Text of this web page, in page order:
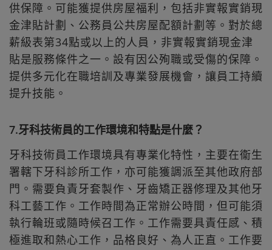
供保障。可能獲提供房屋福利，包括非實報實銷現
金津貼計劃、公務員公共房屋配額計劃等。對於總
薪級表第34點或以上的人員，非實報實銷現金津
貼是服務條件之一。設有因公殉職或受傷的保障。
提供多元化在職培訓及專業發展機會，讓員工持續
提升技能。
7.牙科技術員的工作環境和特點是什麼？
牙科技術員工作環境具有專業化特性，主要在衞生
署轄下牙科診所工作，亦可能獲調派至其他政府部
門。需要負責牙套製作、牙齒矯正器修理及其他牙
科工藝工作。工作時間為正常辦公時間，但可能須
執行輪班或隨時候召工作。工作需要具責任感、積
極進取和熱心工作，品格良好、為人正直。工作要